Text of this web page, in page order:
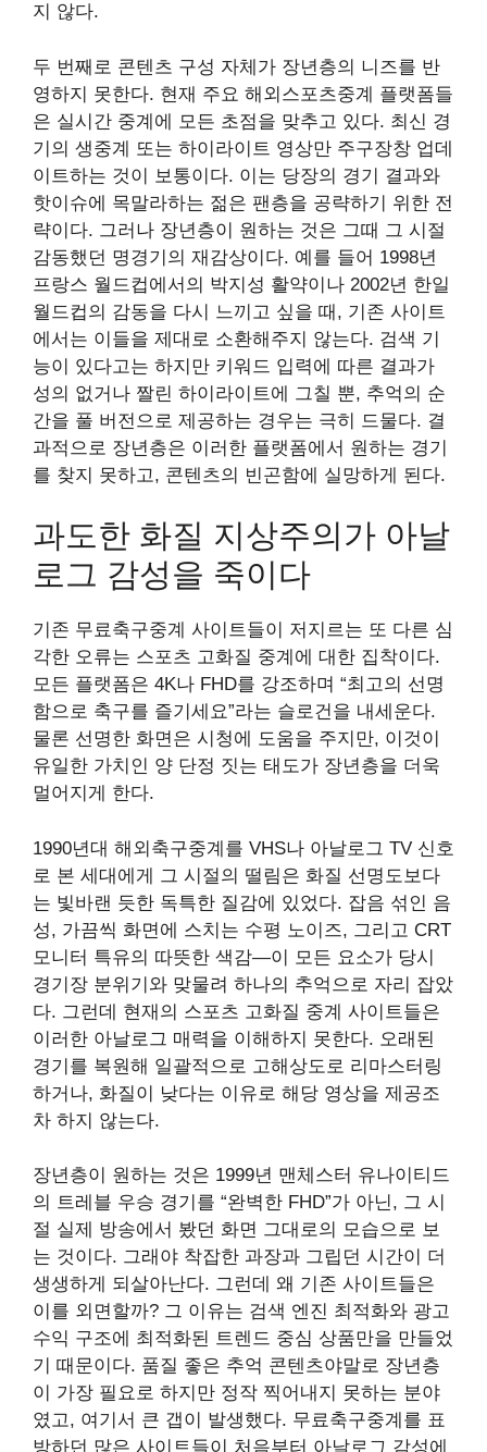
지 않다.
두 번째로 콘텐츠 구성 자체가 장년층의 니즈를 반
영하지 못한다. 현재 주요 해외스포츠중계 플랫폼들
은 실시간 중계에 모든 초점을 맞추고 있다. 최신 경
기의 생중계 또는 하이라이트 영상만 주구장창 업데
이트하는 것이 보통이다. 이는 당장의 경기 결과와
핫이슈에 목말라하는 젊은 팬층을 공략하기 위한 전
략이다. 그러나 장년층이 원하는 것은 그때 그 시절
감동했던 명경기의 재감상이다. 예를 들어 1998년
프랑스 월드컵에서의 박지성 활약이나 2002년 한일
월드컵의 감동을 다시 느끼고 싶을 때, 기존 사이트
에서는 이들을 제대로 소환해주지 않는다. 검색 기
능이 있다고는 하지만 키워드 입력에 따른 결과가
성의 없거나 짤린 하이라이트에 그칠 뿐, 추억의 순
간을 풀 버전으로 제공하는 경우는 극히 드물다. 결
과적으로 장년층은 이러한 플랫폼에서 원하는 경기
를 찾지 못하고, 콘텐츠의 빈곤함에 실망하게 된다.
과도한 화질 지상주의가 아날
로그 감성을 죽이다
기존 무료축구중계 사이트들이 저지르는 또 다른 심
각한 오류는 스포츠 고화질 중계에 대한 집착이다.
모든 플랫폼은 4K나 FHD를 강조하며 “최고의 선명
함으로 축구를 즐기세요”라는 슬로건을 내세운다.
물론 선명한 화면은 시청에 도움을 주지만, 이것이
유일한 가치인 양 단정 짓는 태도가 장년층을 더욱
멀어지게 한다.
1990년대 해외축구중계를 VHS나 아날로그 TV 신호
로 본 세대에게 그 시절의 떨림은 화질 선명도보다
는 빛바랜 듯한 독특한 질감에 있었다. 잡음 섞인 음
성, 가끔씩 화면에 스치는 수평 노이즈, 그리고 CRT
모니터 특유의 따뜻한 색감—이 모든 요소가 당시
경기장 분위기와 맞물려 하나의 추억으로 자리 잡았
다. 그런데 현재의 스포츠 고화질 중계 사이트들은
이러한 아날로그 매력을 이해하지 못한다. 오래된
경기를 복원해 일괄적으로 고해상도로 리마스터링
하거나, 화질이 낮다는 이유로 해당 영상을 제공조
차 하지 않는다.
장년층이 원하는 것은 1999년 맨체스터 유나이티드
의 트레블 우승 경기를 “완벽한 FHD”가 아닌, 그 시
절 실제 방송에서 봤던 화면 그대로의 모습으로 보
는 것이다. 그래야 착잡한 과장과 그립던 시간이 더
생생하게 되살아난다. 그런데 왜 기존 사이트들은
이를 외면할까? 그 이유는 검색 엔진 최적화와 광고
수익 구조에 최적화된 트렌드 중심 상품만을 만들었
기 때문이다. 품질 좋은 추억 콘텐츠야말로 장년층
이 가장 필요로 하지만 정작 찍어내지 못하는 분야
였고, 여기서 큰 갭이 발생했다. 무료축구중계를 표
방하던 많은 사이트들이 처음부터 아날로그 감성에